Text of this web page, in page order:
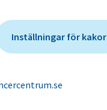
Inställningar för kakor